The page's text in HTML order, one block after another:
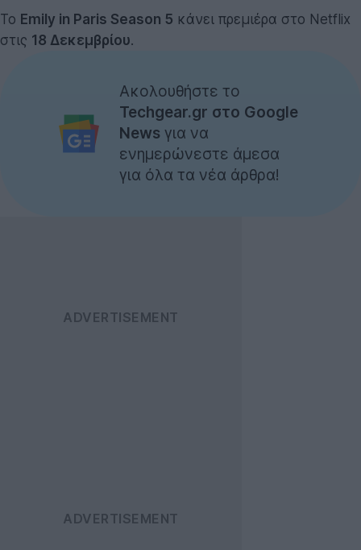
Το Emily in Paris Season 5 κάνει πρεμιέρα στο Netflix
στις 18 Δεκεμβρίου.
Ακολουθήστε το
Techgear.gr στο Google
News για να
ενημερώνεστε άμεσα
για όλα τα νέα άρθρα!